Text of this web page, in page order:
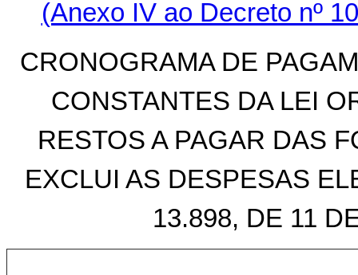
(Anexo IV ao Decreto nº
CRONOGRAMA DE
CONSTANTES DA LEI
RESTOS A PAGAR DAS
EXCLUI AS DESPESAS
13.898, DE 11